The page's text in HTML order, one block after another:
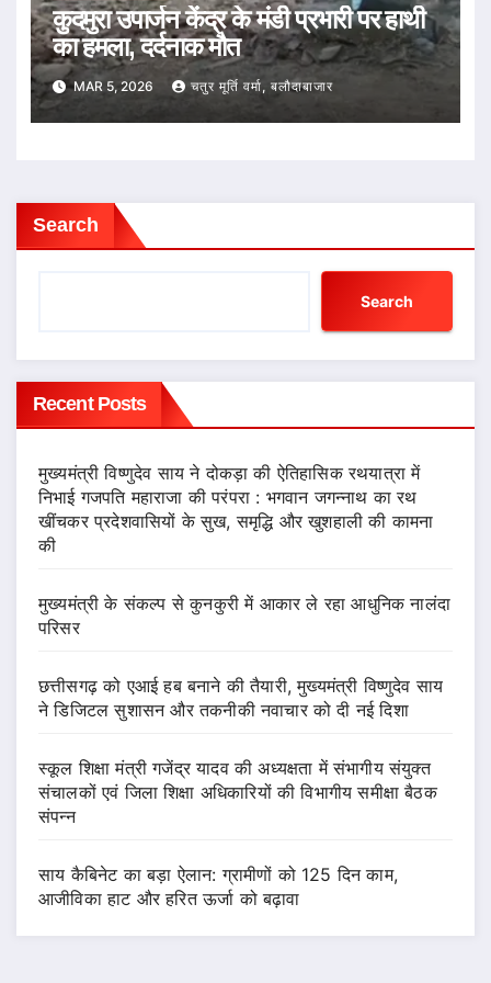
कुदमुरा उपार्जन केंद्र के मंडी प्रभारी पर हाथी
का हमला, दर्दनाक मौत
MAR 5, 2026 चतुर मूर्ति वर्मा, बलौदाबाजार
Search
Search
Recent Posts
मुख्यमंत्री विष्णुदेव साय ने दोकड़ा की ऐतिहासिक रथयात्रा में
निभाई गजपति महाराजा की परंपरा : भगवान जगन्नाथ का रथ
खींचकर प्रदेशवासियों के सुख, समृद्धि और खुशहाली की कामना
की
मुख्यमंत्री के संकल्प से कुनकुरी में आकार ले रहा आधुनिक नालंदा
परिसर
छत्तीसगढ़ को एआई हब बनाने की तैयारी, मुख्यमंत्री विष्णुदेव साय
ने डिजिटल सुशासन और तकनीकी नवाचार को दी नई दिशा
स्कूल शिक्षा मंत्री गजेंद्र यादव की अध्यक्षता में संभागीय संयुक्त
संचालकों एवं जिला शिक्षा अधिकारियों की विभागीय समीक्षा बैठक
संपन्न
साय कैबिनेट का बड़ा ऐलान: ग्रामीणों को 125 दिन काम,
आजीविका हाट और हरित ऊर्जा को बढ़ावा